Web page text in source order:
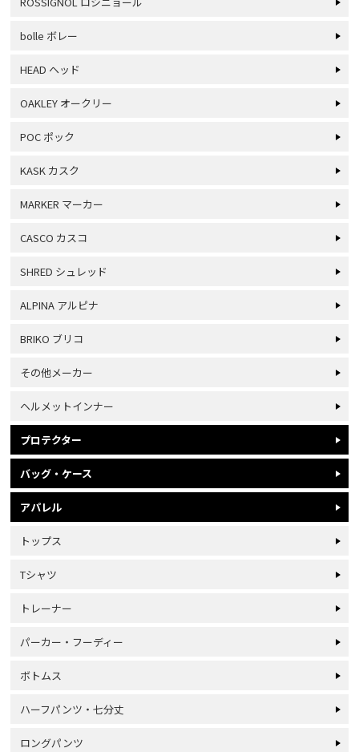
bolle ボレー
HEAD ヘッド
OAKLEY オークリー
POC ポック
KASK カスク
MARKER マーカー
CASCO カスコ
SHRED シュレッド
ALPINA アルピナ
BRIKO ブリコ
その他メーカー
ヘルメットインナー
プロテクター
バッグ・ケース
アパレル
トップス
Tシャツ
トレーナー
パーカー・フーディー
ボトムス
ハーフパンツ・七分丈
ロングパンツ